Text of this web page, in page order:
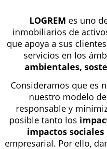
LOGREM es uno
inmobiliarios de
que apoya a sus
servicios en los
ambientales,
Consideramos que es
nuestro modelo
responsable y
posible tanto los
impactos sociales
empresarial. Por ello,